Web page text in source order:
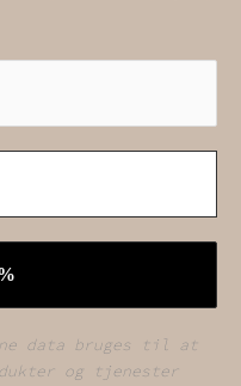
data bruges til at
og tjenester